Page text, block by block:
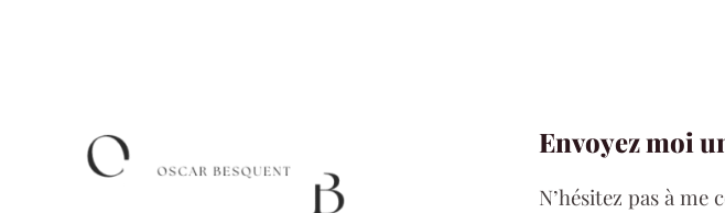
Envoyez moi
N’hésitez pas à me